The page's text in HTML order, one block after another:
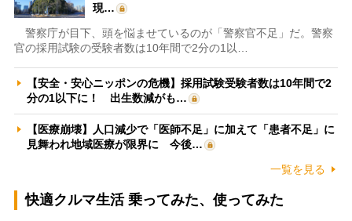
現…
警察庁が目下、頭を悩ませているのが「警察官不足」だ。警察
官の採用試験の受験者数は10年間で2分の1以…
【安全・安心ニッポンの危機】採用試験受験者数は10年間で2
分の1以下に！ 出生数減がも…
【医療崩壊】人口減少で「医師不足」に加えて「患者不足」に
見舞われ地域医療が限界に 今後…
一覧を見る
快適クルマ生活 乗ってみた、使ってみた